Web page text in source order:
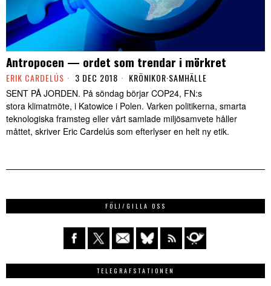
Antropocen — ordet som trendar i mörkret
ERIK CARDELÚS 3 DEC 2018 KRÖNIKOR·SAMHÄLLE
SENT PÅ JORDEN. På söndag börjar COP24, FN:s
stora klimatmöte, i Katowice i Polen. Varken politikerna, smarta
teknologiska framsteg eller vårt samlade miljösamvete håller
måttet, skriver Eric Cardelús som efterlyser en helt ny etik.
FÖLJ/GILLA OSS
TELEGRAFSTATIONEN